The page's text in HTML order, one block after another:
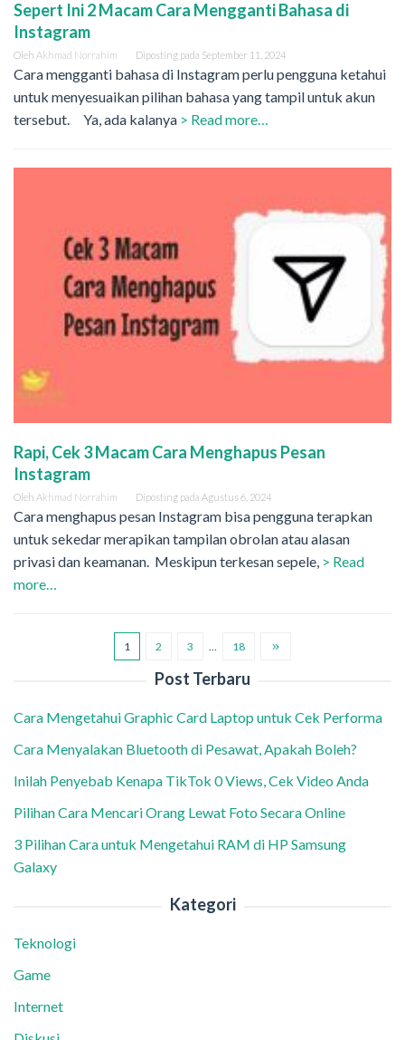
Sepert Ini 2 Macam Cara Mengganti Bahasa di
Instagram
Oleh Akhmad Norrahim Diposting pada September 11, 2024
Cara mengganti bahasa di Instagram perlu pengguna ketahui
untuk menyesuaikan pilihan bahasa yang tampil untuk akun
tersebut. Ya, ada kalanya > Read more…
Rapi, Cek 3 Macam Cara Menghapus Pesan
Instagram
Oleh Akhmad Norrahim Diposting pada Agustus 6, 2024
Cara menghapus pesan Instagram bisa pengguna terapkan
untuk sekedar merapikan tampilan obrolan atau alasan
privasi dan keamanan. Meskipun terkesan sepele, > Read
more…
1 2 3 18
Post Terbaru
Cara Mengetahui Graphic Card Laptop untuk Cek Performa
Cara Menyalakan Bluetooth di Pesawat, Apakah Boleh?
Inilah Penyebab Kenapa TikTok 0 Views, Cek Video Anda
Pilihan Cara Mencari Orang Lewat Foto Secara Online
3 Pilihan Cara untuk Mengetahui RAM di HP Samsung
Galaxy
Kategori
Teknologi
Game
Internet